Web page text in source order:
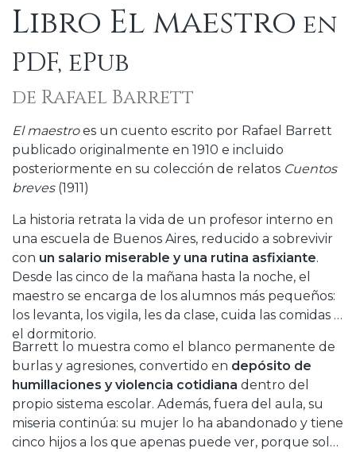
Libro El maestro en
PDF, ePub
de Rafael Barrett
El maestroes un cuento escrito por Rafael Barrett
publicado originalmente en 1910 e incluido
posteriormente en su colección de relatos Cuentos
breves(1911)
La historia retrata la vida de un profesor interno en
una escuela de Buenos Aires, reducido a sobrevivir
con un salario miserable y una rutina asfixiante.
Desde las cinco de la mañana hasta la noche, el
maestro se encarga de los alumnos más pequeños:
los levanta, los vigila, les da clase, cuida las comidas y
el dormitorio.
Barrett lo muestra como el blanco permanente de
burlas y agresiones, convertido en depósito de
humillaciones y violencia cotidiana dentro del
propio sistema escolar. Además, fuera del aula, su
miseria continúa: su mujer lo ha abandonado y tiene
cinco hijos a los que apenas puede ver, porque solo